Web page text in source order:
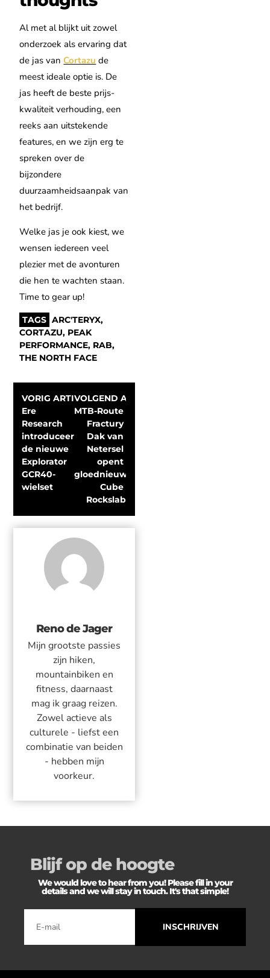
Al met al blijkt uit zowel
onderzoek als ervaring dat
de jas vanCortazu de
meest ideale optie is. De
jas heeft de beste prijs-
kwaliteit verhouding, een
reeks aan uitstekende
features, en we zijn erg te
spreken over de
bijzondere
duurzaamheidsaanpak van
het bedrijf.
Welke jas je ook kiest, we
wensen iedereen veel
plezier met de avonturen
die hen te wachten staan.
Time to gear up!
TAGS ARC'TERYX,
CORTAZU, PEAK
PERFORMANCE, RAB,
THE NORTH FACE
VORIG ARTIKEL
Ere
Research
introduceert
de nieuwe
Explorator
GCR40-
wielset
VOLGEND ARTIKEL
MTB-Route
Fractury
Dak van
Netersel
opent
gloednieuwe
Cube
Rockslab
Reno de Jager
Mijn grootste passies
zijn hiken,
mountainbiken en
fitness, daarnaast
mag ik graag reizen.
Zowel actieve als
culturele - liefst een
combinatie van beiden
- hebben mijn
voorkeur.
Blijf op de hoogte
We would love to hear from you! Please fill in your
details and we will stay in touch. It's that simple!
INSCHRIJVEN